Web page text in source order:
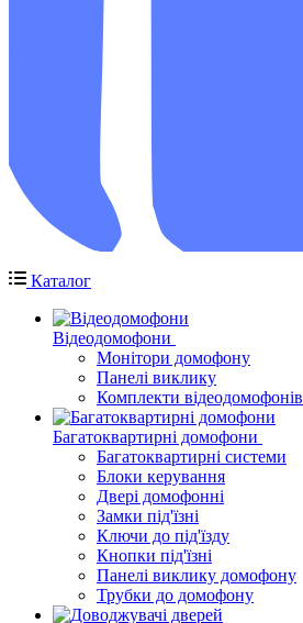
Каталог
Відеодомофони
Монітори домофону
Панелі виклику
Комплекти відеодомофонів
Багатоквартирні домофони
Багатоквартирні системи
Блоки керування
Двері домофонні
Замки під'їзні
Ключи до під'їзду
Кнопки під'їзні
Панелі виклику домофону
Трубки до домофону